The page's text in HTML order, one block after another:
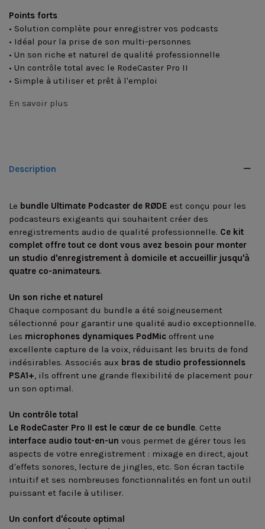
Points forts
• Solution complète pour enregistrer vos podcasts
• Idéal pour la prise de son multi-personnes
• Un son riche et naturel de qualité professionnelle
• Un contrôle total avec le RodeCaster Pro II
• Simple à utiliser et prêt à l'emploi
En savoir plus
Description
Le bundle Ultimate Podcaster de RØDE est conçu pour les
podcasteurs exigeants qui souhaitent créer des
enregistrements audio de qualité professionnelle. Ce kit
complet offre tout ce dont vous avez besoin pour monter
un studio d'enregistrement à domicile et accueillir jusqu'à
quatre co-animateurs.
Un son riche et naturel
Chaque composant du bundle a été soigneusement
sélectionné pour garantir une qualité audio exceptionnelle.
Les microphones dynamiques PodMic offrent une
excellente capture de la voix, réduisant les bruits de fond
indésirables. Associés aux bras de studio professionnels
PSA1+, ils offrent une grande flexibilité de placement pour
un son optimal.
Un contrôle total
Le RodeCaster Pro II est le cœur de ce bundle. Cette
interface audio tout-en-un vous permet de gérer tous les
aspects de votre enregistrement : mixage en direct, ajout
d'effets sonores, lecture de jingles, etc. Son écran tactile
intuitif et ses nombreuses fonctionnalités en font un outil
puissant et facile à utiliser.
Un confort d'écoute optimal